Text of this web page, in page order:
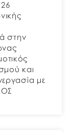
στην
και
με